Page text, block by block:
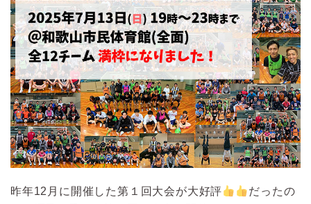
昨年12月に開催した第１回大会が大好評
だったの